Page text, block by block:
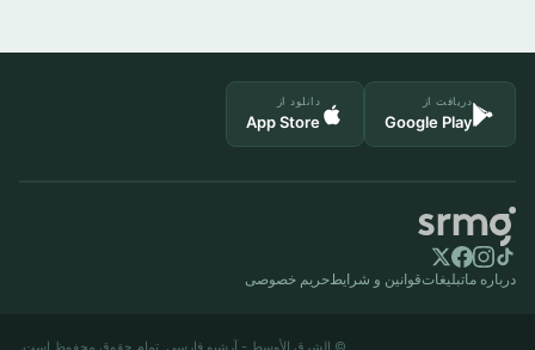
دریافت از
Google Play
دانلود از
App Store
درباره ماتبلیغاتقوانین و شرایط حریم خصوصی
© الشرق الأوسط - آرشیو فارسی. تمام حقوق محفوظ است.